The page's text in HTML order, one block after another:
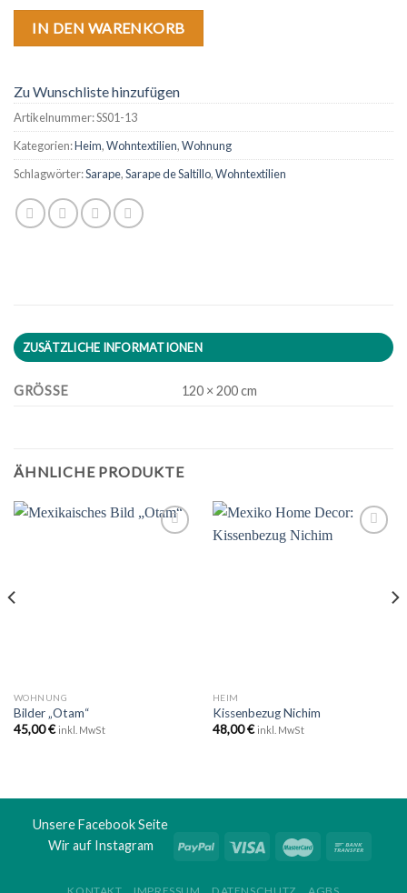
IN DEN WARENKORB
Zu Wunschliste hinzufügen
Artikelnummer:SS01-13
Kategorien:Heim,Wohntextilien,Wohnung
Schlagwörter:Sarape,Sarape de Saltillo,Wohntextilien
ZUSÄTZLICHE INFORMATIONEN
GRÖSSE 120 × 200 cm
ÄHNLICHE PRODUKTE
WOHNUNG
Bilder „Otam“
45,00€ inkl. MwSt
HEIM
Kissenbezug Nichim
48,00€ inkl. MwSt
Unsere Facebook Seite
Wir auf Instagram